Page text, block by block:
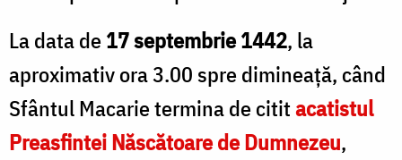
La data de17 septembrie 1442, la
aproximativ ora 3.00 spre dimineață, când
Sfântul Macarie termina de cititacatistul
Preasfintei Născătoare de Dumnezeu,